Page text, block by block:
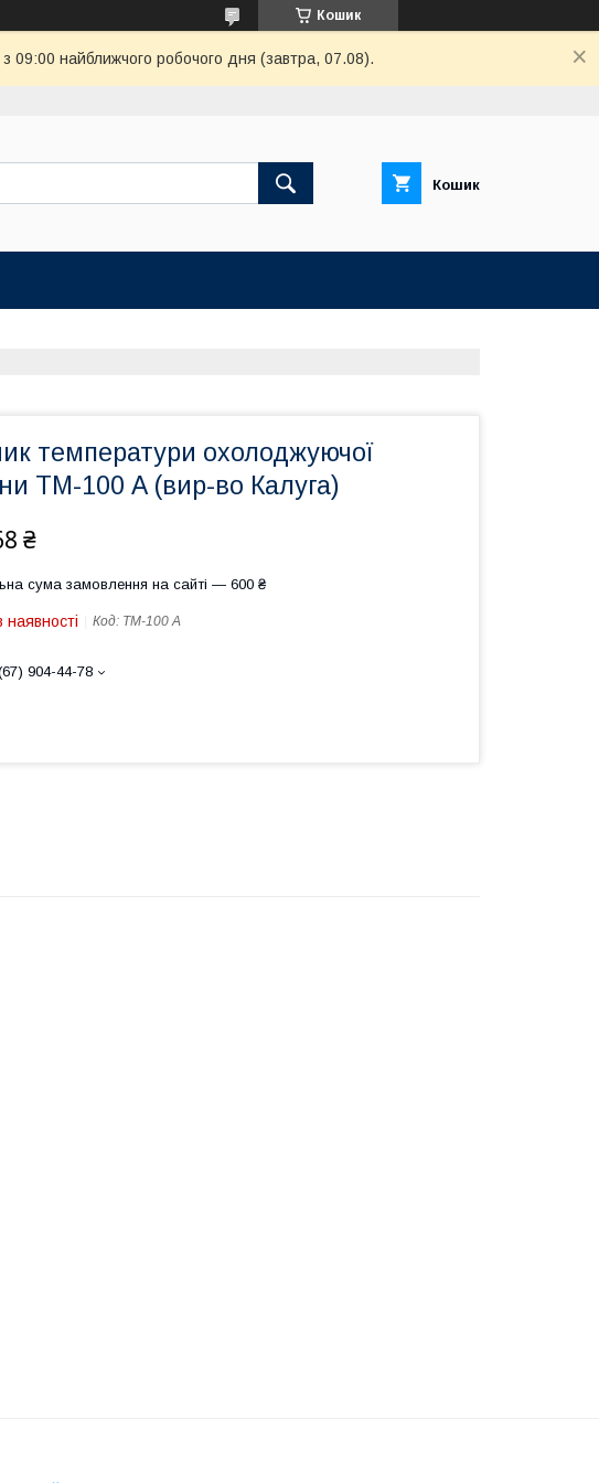
Кошик
09:00 найближчого робочого дня (завтра, 07.08).
Кошик
температури охолоджуючої
ТМ-100 А (вир-во Калуга)
₴
сума замовлення на сайті — 600 ₴
Код: ТМ-100 А
904-44-78